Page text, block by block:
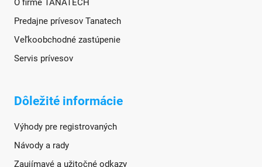
O firme TANATECH
Predajne prívesov Tanatech
Veľkoobchodné zastúpenie
Servis prívesov
Dôležité informácie
Výhody pre registrovaných
Návody a rady
Zaujímavé a užitočné odkazy